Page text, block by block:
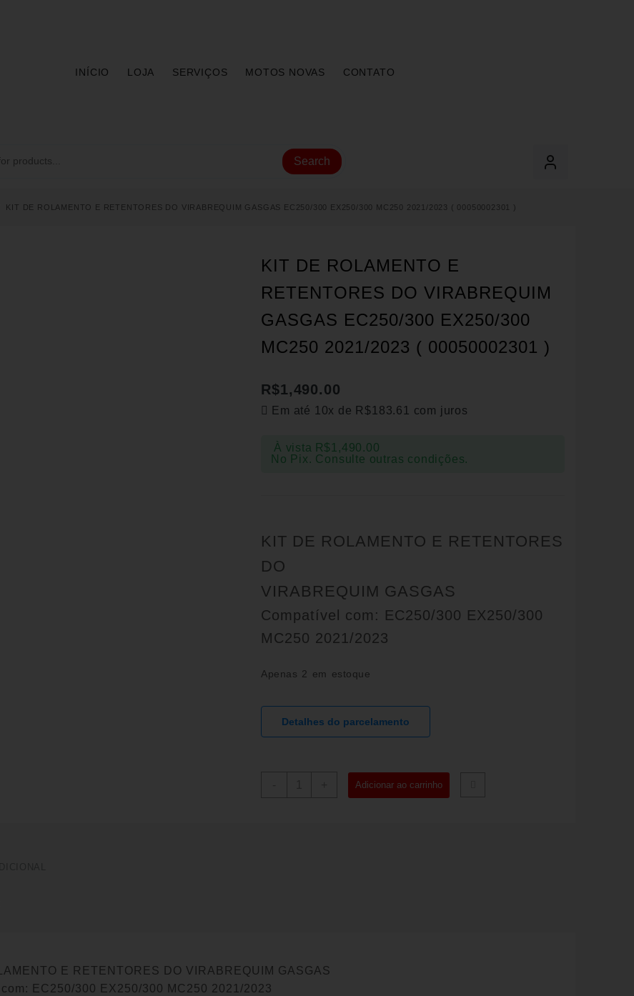
INÍCIO LOJA SERVIÇOS MOTOS NOVAS CONTATO
Search
KIT DE ROLAMENTO E RETENTORES DO VIRABREQUIM GASGAS EC250/300 EX250/300 MC250 2021/2023 ( 00050002301 )
KIT DE ROLAMENTO E
RETENTORES DO VIRABREQUIM
GASGAS EC250/300 EX250/300
MC250 2021/2023 ( 00050002301 )
R$1,490.00
Em até 10x de R$183.61 com juros
À vista R$1,490.00
No Pix. Consulte outras condições.
KIT DE ROLAMENTO E RETENTORES
DO
VIRABREQUIM GASGAS
Compatível com: EC250/300 EX250/300
MC250 2021/2023
Apenas 2 em estoque
Detalhes do parcelamento
00050002301
Adicionar ao carrinho
E RETENTORES DO VIRABREQUIM GASGAS
EC250/300 EX250/300 MC250 2021/2023